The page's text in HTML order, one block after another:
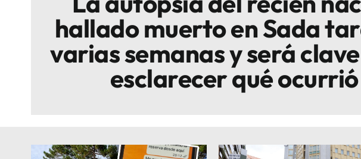
hallado muerto en Sada
varias semanas y será
esclarecer qué ocurrió